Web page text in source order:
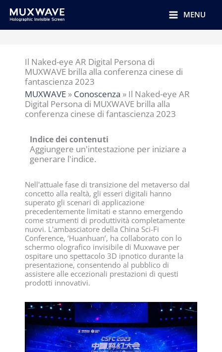
MENU
Il Naked-eye AR Digital Persona di
MUXWAVE brilla alla conferenza cinese di
fantascienza 2023
MUXWAVE » Conoscenza » Il Naked-eye AR
Digital Persona di MUXWAVE brilla alla
conferenza cinese di fantascienza 2023
Indice dei contenuti
Aggiungere un'intestazione per iniziare a
generare l'indice.
Nell'attuale fase di transizione del metaverso dal
concetto alla realtà, gli esseri digitali hanno
superato gli scenari di applicazione
precedentemente limitati e stanno emergendo
come strumenti di produttività completamente
nuovi. L'ambasciatore della China Sci-Fi
Conference, ‘Huanhuan’, ha collaborato con lo
schermo olografico invisibile di Muxwave per
ospitare uno spettacolo 3D ipnotico durante la
presentazione, consentendo al pubblico di
assistere alle eccezionali prestazioni di questi
prodotti innovativi.